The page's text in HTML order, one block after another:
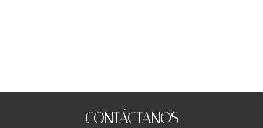
CONTÁCTANOS